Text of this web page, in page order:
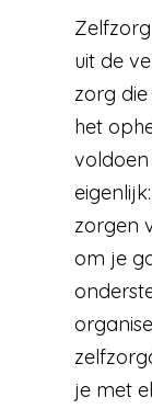
uit de
zorg
het
voldoen
zorgen
om je
je met